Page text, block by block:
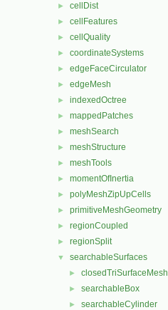
► cellDist
► cellFeatures
► cellQuality
► coordinateSystems
► edgeFaceCirculator
► edgeMesh
► indexedOctree
► mappedPatches
► meshSearch
► meshStructure
► meshTools
► momentOfInertia
► polyMeshZipUpCells
► primitiveMeshGeometry
► regionCoupled
► regionSplit
▼ searchableSurfaces
► closedTriSurfaceMesh
► searchableBox
► searchableCylinder